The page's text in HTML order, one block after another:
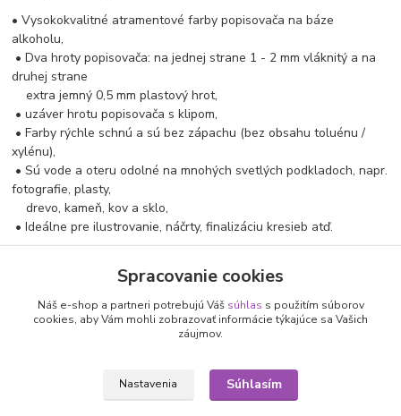
• Vysokokvalitné atramentové farby popisovača na báze
alkoholu,
• Dva hroty popisovača: na jednej strane 1 - 2 mm vláknitý a na
druhej strane
extra jemný 0,5 mm plastový hrot,
• uzáver hrotu popisovača s klipom,
• Farby rýchle schnú a sú bez zápachu (bez obsahu toluénu /
xylénu),
• Sú vode a oteru odolné na mnohých svetlých podkladoch, napr.
fotografie, plasty,
drevo, kameň, kov a sklo,
• Ideálne pre ilustrovanie, náčrty, finalizáciu kresieb atď.
obsahuje 4 popisovače Permanent Marker Graphix s odtieňmi:
Kirschrot 031, Ultramarinblau dkl. 055, Dunkelgrün 068, Schwarz
Tovar zaradený v kategóriách
Spracovanie cookies
Náš e-shop a partneri potrebujú Váš súhlas s použitím súborov
cookies, aby Vám mohli zobrazovať informácie týkajúce sa Vašich
záujmov.
Nastavenia Súhlasím